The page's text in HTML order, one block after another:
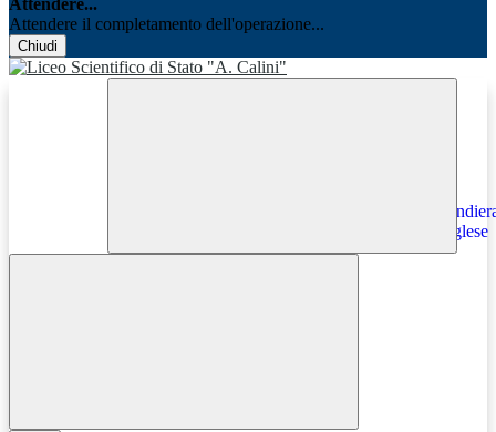
Attendere...
Attendere il completamento dell'operazione...
Chiudi